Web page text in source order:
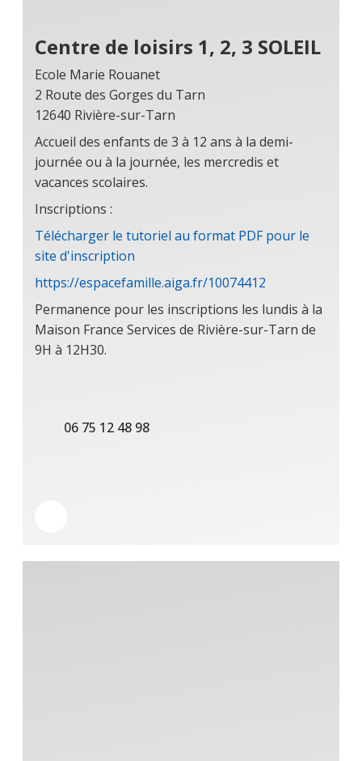
Centre de loisirs 1, 2, 3 SOLEIL
Ecole Marie Rouanet
2 Route des Gorges du Tarn
12640 Rivière-sur-Tarn
Accueil des enfants de 3 à 12 ans à la demi-
journée ou à la journée, les mercredis et
vacances scolaires.
Inscriptions :
Télécharger le tutoriel au format PDF pour le
site d'inscription
https://espacefamille.aiga.fr/10074412
Permanence pour les inscriptions les lundis à la
Maison France Services de Rivière-sur-Tarn de
9H à 12H30.
06 75 12 48 98